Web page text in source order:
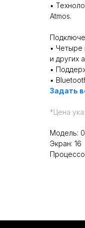
•
Atmos.
• Четыре
и других
•
•
Задать
*Цена
Модель:
Экран: 16